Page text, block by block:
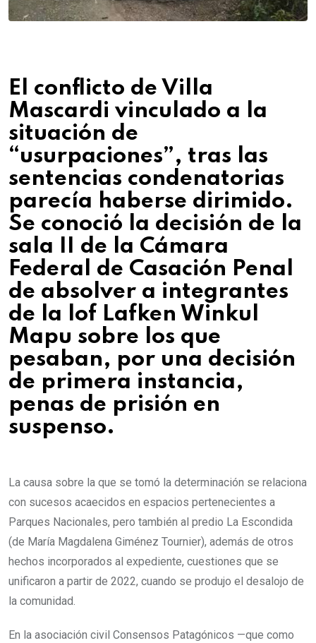
El conflicto de Villa
Mascardi vinculado a la
situación de
“usurpaciones”, tras las
sentencias condenatorias
parecía haberse dirimido.
Se conoció la decisión de la
sala II de la Cámara
Federal de Casación Penal
de absolver a integrantes
de la lof Lafken Winkul
Mapu sobre los que
pesaban, por una decisión
de primera instancia,
penas de prisión en
suspenso.
La causa sobre la que se tomó la determinación se relaciona
con sucesos acaecidos en espacios pertenecientes a
Parques Nacionales, pero también al predio La Escondida
(de María Magdalena Giménez Tournier), además de otros
hechos incorporados al expediente, cuestiones que se
unificaron a partir de 2022, cuando se produjo el desalojo de
la comunidad.
En la asociación civil Consensos Patagónicos —que como